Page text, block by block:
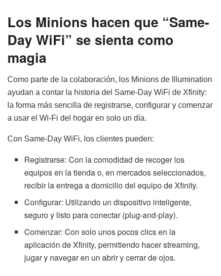
Los Minions hacen que “Same-
Day WiFi” se sienta como
magia
Como parte de la colaboración, los Minions de Illumination
ayudan a contar la historia del Same-Day WiFi de Xfinity:
la forma más sencilla de registrarse, configurar y comenzar
a usar el Wi-Fi del hogar en solo un día.
Con Same-Day WiFi, los clientes pueden:
Registrarse: Con la comodidad de recoger los
equipos en la tienda o, en mercados seleccionados,
recibir la entrega a domicilio del equipo de Xfinity.
Configurar: Utilizando un dispositivo inteligente,
seguro y listo para conectar (plug-and-play).
Comenzar: Con solo unos pocos clics en la
aplicación de Xfinity, permitiendo hacer streaming,
jugar y navegar en un abrir y cerrar de ojos.